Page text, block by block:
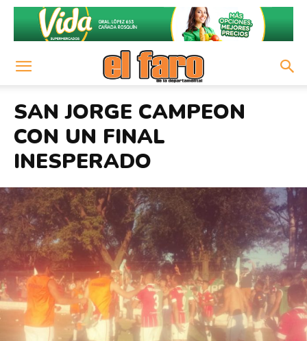
SAN JORGE CAMPEON
CON UN FINAL
INESPERADO